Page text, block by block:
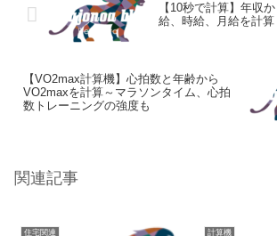
【10秒で計算】年収
給、時給、月給を計算
【VO2max計算機】心拍数と年齢から
VO2maxを計算～マラソンタイム、心拍
数トレーニングの強度も
関連記事
住宅関連 計算機